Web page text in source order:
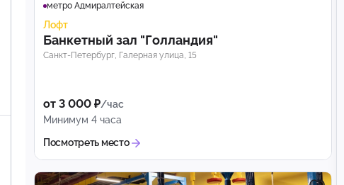
метро Адмиралтейская
Лофт
Банкетный зал "Голландия"
Санкт-Петербург, Галерная улица, 15
от 3 000 ₽/час
Минимум 4 часа
Посмотреть место